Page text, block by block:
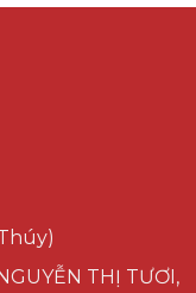
THỊ TƯƠI,